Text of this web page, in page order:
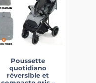
Poussette
quotidiano
réversible et